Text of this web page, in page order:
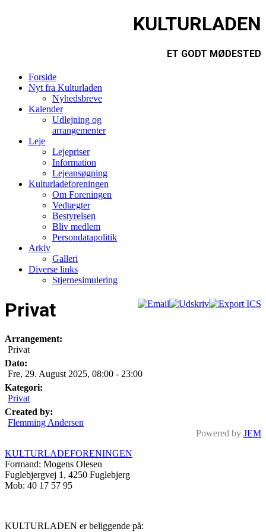
KULTURLADEN
ET GODT MØDESTED
Forside
Nyt fra Kulturladen
Nyhedsbreve
Kalender
Udlejning og
arrangementer
Leje
Lejepriser
Information
Lejeansøgning
Kulturladeforeningen
Om Foreningen
Vedtægter
Bestyrelsen
Bliv medlem
Persondatapolitik
Arkiv
Galleri
Diverse links
Stjernesimulering
Privat
Arrangement:
Privat
Dato:
Fre, 29. August 2025, 08:00 - 23:00
Kategori:
Privat
Created by:
Flemming Andersen
Powered by JEM
KULTURLADEFORENINGEN
Formand: Mogens Olesen
Fuglebjergvej 1, 4250 Fuglebjerg
Mob: 40 17 57 95
KULTURLADEN er beliggende på: